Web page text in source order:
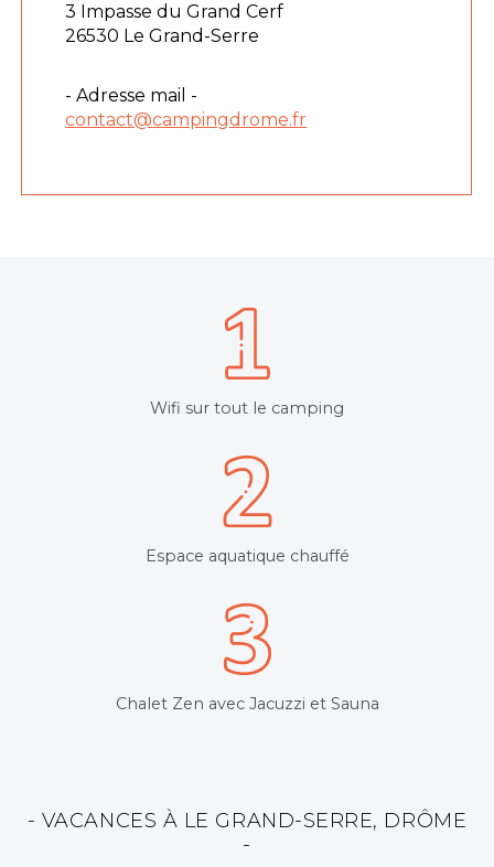
Wifi sur tout le camping
Espace aquatique chauffé
Chalet Zen avec Jacuzzi et Sauna
3 Impasse du Grand Cerf
26530 Le Grand-Serre
- Adresse mail -
contact@campingdrome.fr
- VACANCES À LE GRAND-SERRE, DRÔME
-